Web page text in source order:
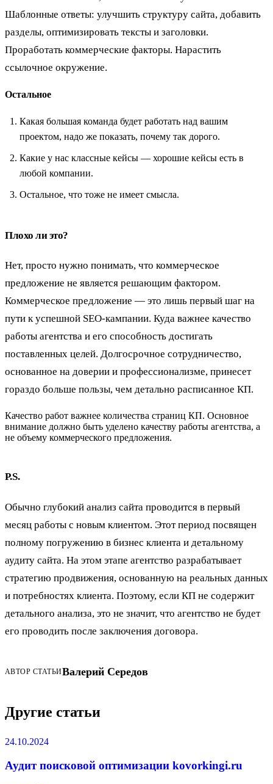
Шаблонные ответы: улучшить структуру сайта, добавить
разделы, оптимизировать тексты и заголовки.
Проработать коммерческие факторы. Нарастить
ссылочное окружение.
Остальное
Какая большая команда будет работать над вашим
проектом, надо же показать, почему так дорого.
Какие у нас классные кейсы — хорошие кейсы есть в
любой компании.
Остальное, что тоже не имеет смысла.
Плохо ли это?
Нет, просто нужно понимать, что коммерческое
предложение не является решающим фактором.
Коммерческое предложение — это лишь первый шаг на
пути к успешной SEO-кампании. Куда важнее качество
работы агентства и его способность достигать
поставленных целей. Долгосрочное сотрудничество,
основанное на доверии и профессионализме, принесет
гораздо больше пользы, чем детально расписанное КП.
Качество работ важнее количества страниц КП. Основное
внимание должно быть уделено качеству работы агентства, а
не объему коммерческого предложения.
P.S.
Обычно глубокий анализ сайта проводится в первый
месяц работы с новым клиентом. Этот период посвящен
полному погружению в бизнес клиента и детальному
аудиту сайта. На этом этапе агентство разрабатывает
стратегию продвижения, основанную на реальных данных
и потребностях клиента. Поэтому, если КП не содержит
детального анализа, это не значит, что агентство не будет
его проводить после заключения договора.
АВТОР СТАТЬИВалерий Середов
Другие статьи
24.10.2024
Аудит поисковой оптимизации kovorkingi.ru